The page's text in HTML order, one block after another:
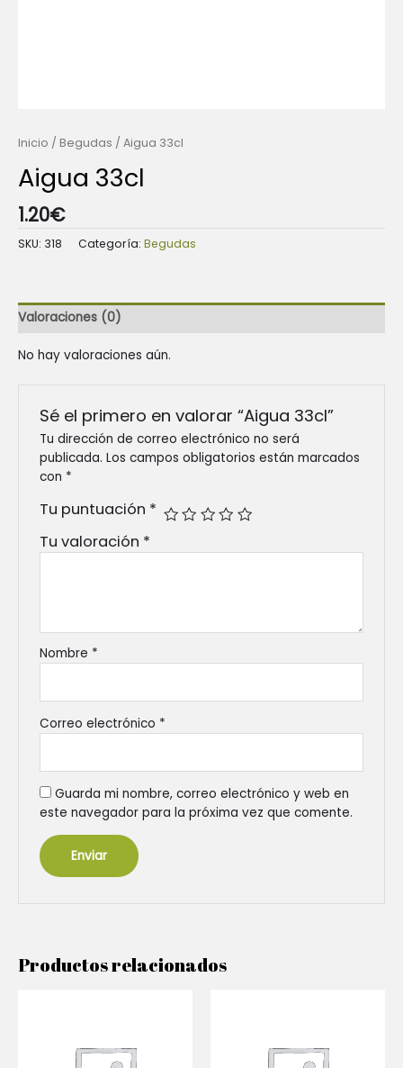
Inicio / Begudas / Aigua 33cl
Aigua 33cl
1.20€
SKU: 318 Categoría: Begudas
Valoraciones (0)
No hay valoraciones aún.
Sé el primero en valorar “Aigua 33cl”
Tu dirección de correo electrónico no será
publicada. Los campos obligatorios están marcados
con *
Tu puntuación *
Tu valoración *
Nombre *
Correo electrónico *
Guarda mi nombre, correo electrónico y web en
este navegador para la próxima vez que comente.
Productos relacionados